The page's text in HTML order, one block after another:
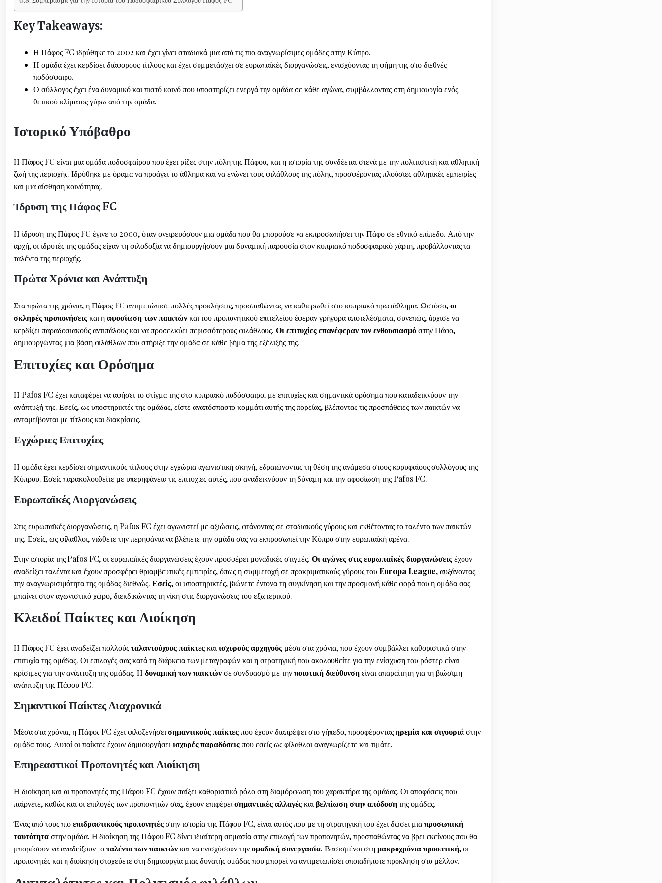
Key Takeaways:
Η Πάφος FC ιδρύθηκε το 2002 και έχει γίνει σταδιακά μια από τις πιο αναγνωρίσιμες ομάδες στην Κύπρο.
Η ομάδα έχει κερδίσει διάφορους τίτλους και έχει συμμετάσχει σε ευρωπαϊκές διοργανώσεις, ενισχύοντας τη φήμη της στο διεθνές
ποδόσφαιρο.
Ο σύλλογος έχει ένα δυναμικό και πιστό κοινό που υποστηρίζει ενεργά την ομάδα σε κάθε αγώνα, συμβάλλοντας στη δημιουργία ενός
θετικού κλίματος γύρω από την ομάδα.
Ιστορικό Υπόβαθρο
Η Πάφος FC είναι μια ομάδα ποδοσφαίρου που έχει ρίζες στην πόλη της Πάφου, και η ιστορία της συνδέεται στενά με την πολιτιστική και αθλητική
ζωή της περιοχής. Ιδρύθηκε με όραμα να προάγει το άθλημα και να ενώνει τους φιλάθλους της πόλης, προσφέροντας πλούσιες αθλητικές εμπειρίες
και μια αίσθηση κοινότητας.
Ίδρυση της Πάφος FC
Η ίδρυση της Πάφος FC έγινε το 2000, όταν ονειρευόσουν μια ομάδα που θα μπορούσε να εκπροσωπήσει την Πάφο σε εθνικό επίπεδο. Από την
αρχή, οι ιδρυτές της ομάδας είχαν τη φιλοδοξία να δημιουργήσουν μια δυναμική παρουσία στον κυπριακό ποδοσφαιρικό χάρτη, προβάλλοντας τα
ταλέντα της περιοχής.
Πρώτα Χρόνια και Ανάπτυξη
Στα πρώτα της χρόνια, η Πάφος FC αντιμετώπισε πολλές προκλήσεις, προσπαθώντας να καθιερωθεί στο κυπριακό πρωτάθλημα. Ωστόσο,οι
σκληρές προπονήσειςκαι ηαφοσίωση των παικτώνκαι του προπονητικού επιτελείου έφεραν γρήγορα αποτελέσματα, συνεπώς, άρχισε να
κερδίζει παραδοσιακούς αντιπάλους και να προσελκύει περισσότερους φιλάθλους. Οι επιτυχίες επανέφεραν τον ενθουσιασμόστην Πάφο,
δημιουργώντας μια βάση φιλάθλων που στήριξε την ομάδα σε κάθε βήμα της εξέλιξής της.
Επιτυχίες και Ορόσημα
Η Pafos FC έχει καταφέρει να αφήσει το στίγμα της στο κυπριακό ποδόσφαιρο, με επιτυχίες και σημαντικά ορόσημα που καταδεικνύουν την
ανάπτυξή της. Εσείς, ως υποστηρικτές της ομάδας, είστε αναπόσπαστο κομμάτι αυτής της πορείας, βλέποντας τις προσπάθειες των παικτών να
ανταμείβονται με τίτλους και διακρίσεις.
Εγχώριες Επιτυχίες
Η ομάδα έχει κερδίσει σημαντικούς τίτλους στην εγχώρια αγωνιστική σκηνή, εδραιώνοντας τη θέση της ανάμεσα στους κορυφαίους συλλόγους της
Κύπρου. Εσείς παρακολουθείτε με υπερηφάνεια τις επιτυχίες αυτές, που αναδεικνύουν τη δύναμη και την αφοσίωση της Pafos FC.
Ευρωπαϊκές Διοργανώσεις
Στις ευρωπαϊκές διοργανώσεις, η Pafos FC έχει αγωνιστεί με αξιώσεις, φτάνοντας σε σταδιακούς γύρους και εκθέτοντας το ταλέντο των παικτών
της. Εσείς, ως φίλαθλοι, νιώθετε την περηφάνια να βλέπετε την ομάδα σας να εκπροσωπεί την Κύπρο στην ευρωπαϊκή αρένα.
Στην ιστορία της Pafos FC, οι ευρωπαϊκές διοργανώσεις έχουν προσφέρει μοναδικές στιγμές. Οι αγώνες στις ευρωπαϊκές διοργανώσειςέχουν
αναδείξει ταλέντα και έχουν προσφέρει θριαμβευτικές εμπειρίες, όπως η συμμετοχή σε προκριματικούς γύρους του Europa League, αυξάνοντας
την αναγνωρισιμότητα της ομάδας διεθνώς. Εσείς, οι υποστηρικτές, βιώνετε έντονα τη συγκίνηση και την προσμονή κάθε φορά που η ομάδα σας
μπαίνει στον αγωνιστικό χώρο, διεκδικώντας τη νίκη στις διοργανώσεις του εξωτερικού.
Κλειδοί Παίκτες και Διοίκηση
Η Πάφος FC έχει αναδείξει πολλούςταλαντούχους παίκτεςκαι ισχυρούς αρχηγούς μέσα στα χρόνια, που έχουν συμβάλλει καθοριστικά στην
επιτυχία της ομάδας. Οι επιλογές σας κατά τη διάρκεια των μεταγραφών και ηστρατηγικήπου ακολουθείτε για την ενίσχυση του ρόστερ είναι
κρίσιμες για την ανάπτυξη της ομάδας. Η δυναμική των παικτώνσε συνδυασμό με τηνποιοτική διεύθυνσηείναι απαραίτητη για τη βιώσιμη
ανάπτυξη της Πάφου FC.
Σημαντικοί Παίκτες Διαχρονικά
Μέσα στα χρόνια, η Πάφος FC έχει φιλοξενήσεισημαντικούς παίκτεςπου έχουν διαπρέψει στο γήπεδο, προσφέρονταςηρεμία και σιγουριάστην
ομάδα τους. Αυτοί οι παίκτες έχουν δημιουργήσειισχυρές παραδόσειςπου εσείς ως φίλαθλοι αναγνωρίζετε και τιμάτε.
Επηρεαστικοί Προπονητές και Διοίκηση
Η διοίκηση και οι προπονητές της Πάφου FC έχουν παίξει καθοριστικό ρόλο στη διαμόρφωση του χαρακτήρα της ομάδας. Οι αποφάσεις που
παίρνετε, καθώς και οι επιλογές των προπονητών σας, έχουν επιφέρει σημαντικές αλλαγέςκαι βελτίωση στην απόδοσητης ομάδας.
Ένας από τους πιοεπιδραστικούς προπονητέςστην ιστορία της Πάφου FC, είναι αυτός που με τη στρατηγική του έχει δώσει μιαπροσωπική
ταυτότηταστην ομάδα. Η διοίκηση της Πάφου FC δίνει ιδιαίτερη σημασία στην επιλογή των προπονητών, προσπαθώντας να βρει εκείνους που θα
μπορέσουν να αναδείξουν τοταλέντο των παικτώνκαι να ενισχύσουν τηνομαδική συνεργασία. Βασισμένοι στημακροχρόνια προοπτική, οι
προπονητές και η διοίκηση στοχεύετε στη δημιουργία μιας δυνατής ομάδας που μπορεί να αντιμετωπίσει οποιαδήποτε πρόκληση στο μέλλον.